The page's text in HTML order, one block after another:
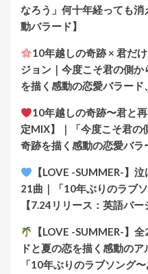
なろう」何十年経っても
動バラード】
10年越しの奇跡 × 君だ
ジョン｜今度こそ君の側
を描く感動の恋愛バラード
10年越しの奇跡〜君と
定MIX】｜「今度こそ君の
奇跡を描く感動の恋愛バラ
【LOVE -SUMMER-】
21曲｜「10年ぶりのラブ
【7.24リリース：英語バー
【LOVE -SUMMER-】
ドと夏の恋を描く感動の
「10年ぶりのラブソング